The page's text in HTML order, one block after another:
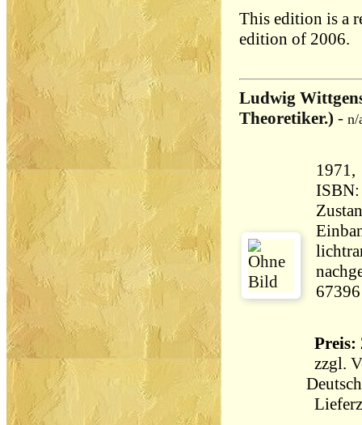
This edition is a
edition of 2006.
Ludwig
Theoretiker.) - n/
1971, dtv,
67396
Preis:
zzgl.